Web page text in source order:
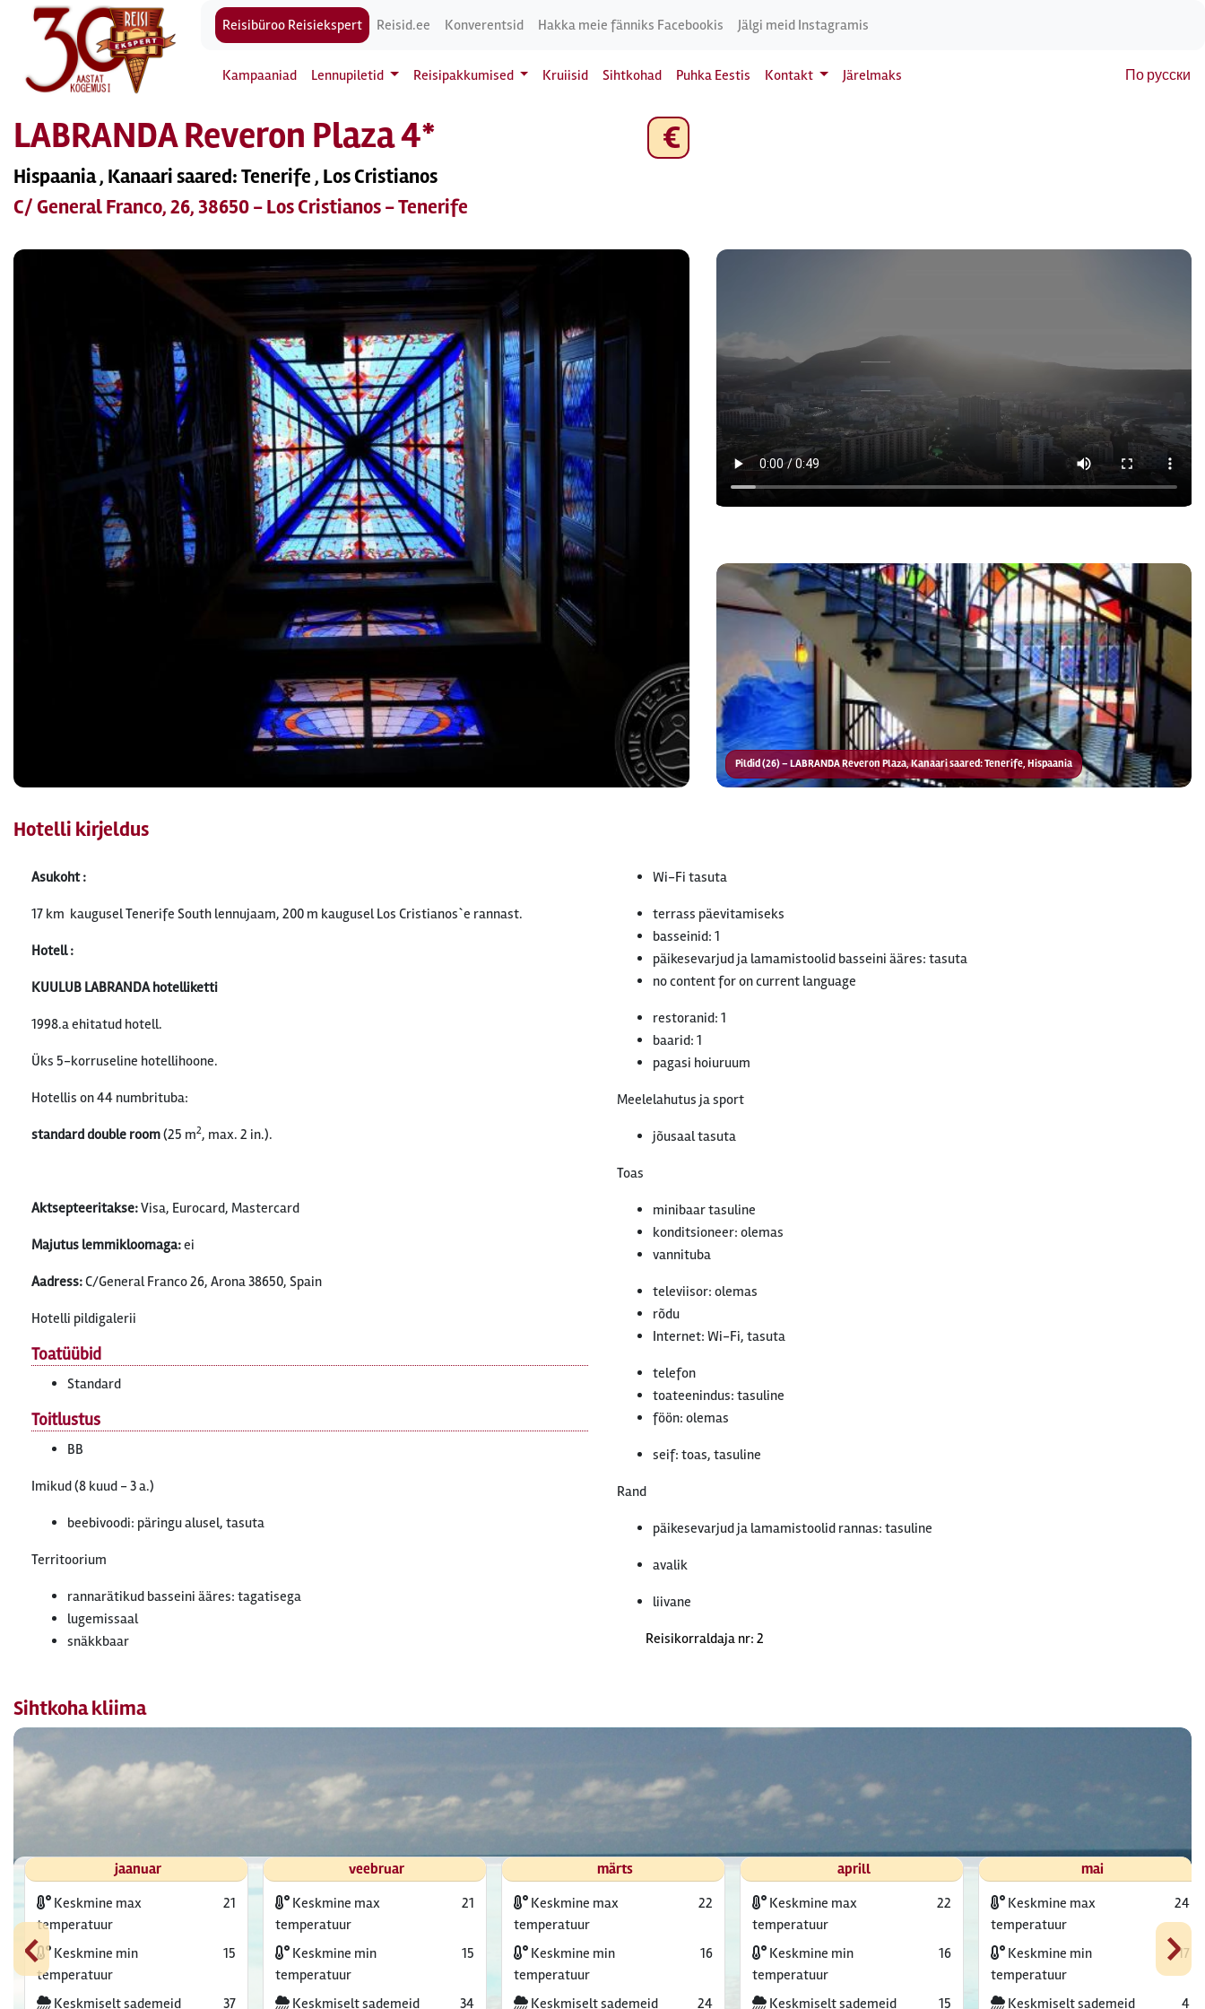
Reisibüroo Reisiekspert Reisid.ee Konverentsid Hakka meie fänniks Facebookis Jälgi meid Instagramis
Kampaaniad Lennupiletid Reisipakkumised Kruiisid Sihtkohad Puhka Eestis Kontakt Järelmaks По русски
LABRANDA Reveron Plaza 4*
Hispaania , Kanaari saared: Tenerife , Los Cristianos
C/ General Franco, 26, 38650 - Los Cristianos - Tenerife
€
Pildid (26) – LABRANDA Reveron Plaza, Kanaari saared: Tenerife, Hispaania
Hotelli kirjeldus
Asukoht :
17 km kaugusel Tenerife South lennujaam, 200 m kaugusel Los Cristianos`e rannast.
Hotell :
KUULUB LABRANDA hotelliketti
1998.a ehitatud hotell.
Üks 5-korruseline hotellihoone.
Hotellis on 44 numbrituba:
standard double room(25 m2, max. 2 in.).
Aktsepteeritakse:Visa, Eurocard, Mastercard
Majutus lemmikloomaga:ei
Aadress:C/General Franco 26, Arona 38650, Spain
Hotelli pildigalerii
Toatüübid
Standard
Toitlustus
BB
Imikud (8 kuud - 3 a.)
beebivoodi: päringu alusel, tasuta
Territoorium
rannarätikud basseini ääres: tagatisega
lugemissaal
snäkkbaar
Wi-Fi tasuta
terrass päevitamiseks
basseinid: 1
päikesevarjud ja lamamistoolid basseini ääres: tasuta
no content for on current language
restoranid: 1
baarid: 1
pagasi hoiuruum
Meelelahutus ja sport
jõusaal tasuta
Toas
minibaar tasuline
konditsioneer: olemas
vannituba
televiisor: olemas
rõdu
Internet: Wi-Fi, tasuta
telefon
toateenindus: tasuline
föön: olemas
seif: toas, tasuline
Rand
päikesevarjud ja lamamistoolid rannas: tasuline
avalik
liivane
Reisikorraldaja nr: 2
Sihtkoha kliima
‹ ›
jaanuar
Keskmine max
temperatuur
21
Keskmine min
temperatuur
15
Keskmiselt sademeid 37
veebruar
Keskmine max
temperatuur
21
Keskmine min
temperatuur
15
Keskmiselt sademeid 34
märts
Keskmine max
temperatuur
22
Keskmine min
temperatuur
16
Keskmiselt sademeid 24
aprill
Keskmine max
temperatuur
22
Keskmine min
temperatuur
16
Keskmiselt sademeid 15
mai
Keskmine max
temperatuur
24
Keskmine min
temperatuur
17
Keskmiselt sademeid 4